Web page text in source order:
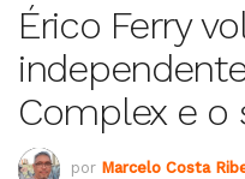
Érico Ferry
Complex e o
por Marcelo Costa